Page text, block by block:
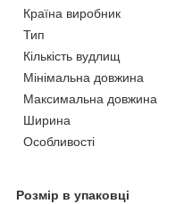
Країна виробник
Тип
Кількість вудлищ
Мінімальна довжина
Максимальна довжина
Ширина
Особливості
Розмір в упаковці